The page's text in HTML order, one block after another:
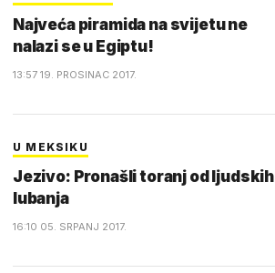
Najveća piramida na svijetu ne
nalazi se u Egiptu!
13:57 19. PROSINAC 2017.
U MEKSIKU
Jezivo: Pronašli toranj od ljudskih
lubanja
16:10 05. SRPANJ 2017.